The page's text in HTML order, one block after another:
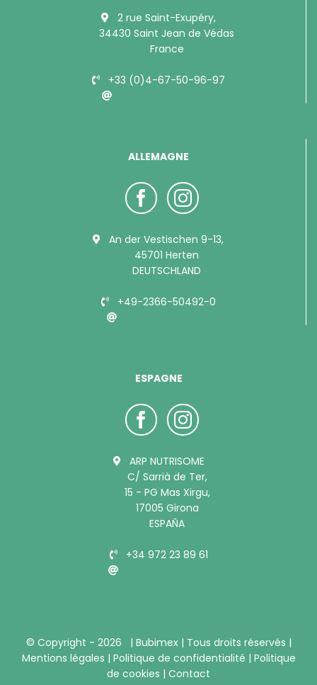
2 rue Saint-Exupéry,
34430 Saint Jean de Védas
France
+33 (0)4-67-50-96-97
ALLEMAGNE
An der Vestischen 9-13,
45701 Herten
DEUTSCHLAND
+49-2366-50492-0
ESPAGNE
ARP NUTRISOME
C/ Sarrià de Ter,
15 - PG Mas Xirgu,
17005 Girona
ESPAÑA
+34 972 23 89 61
© Copyright - 2026 | Bubimex | Tous droits réservés |
Mentions légales | Politique de confidentialité | Politique
de cookies | Contact